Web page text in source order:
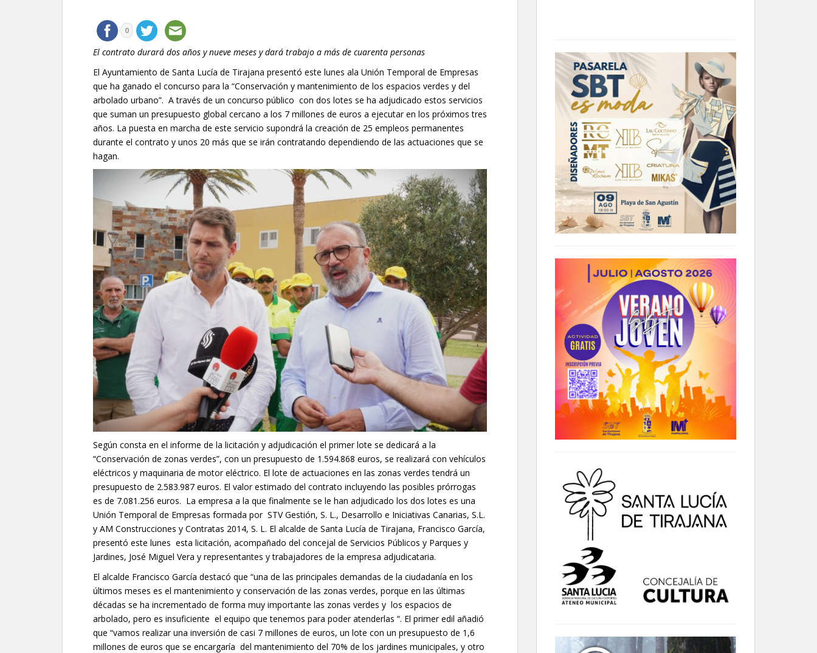
0
El contrato durará dos años y nueve meses y dará trabajo a más de cuarenta personas
El Ayuntamiento de Santa Lucía de Tirajana presentó este lunes ala Unión Temporal de Empresas
que ha ganado el concurso para la “Conservación y mantenimiento de los espacios verdes y del
arbolado urbano”. A través de un concurso público con dos lotes se ha adjudicado estos servicios
que suman un presupuesto global cercano a los 7 millones de euros a ejecutar en los próximos tres
años. La puesta en marcha de este servicio supondrá la creación de 25 empleos permanentes
durante el contrato y unos 20 más que se irán contratando dependiendo de las actuaciones que se
hagan.
Según consta en el informe de la licitación y adjudicación el primer lote se dedicará a la
“Conservación de zonas verdes”, con un presupuesto de 1.594.868 euros, se realizará con vehículos
eléctricos y maquinaria de motor eléctrico. El lote de actuaciones en las zonas verdes tendrá un
presupuesto de 2.583.987 euros. El valor estimado del contrato incluyendo las posibles prórrogas
es de 7.081.256 euros. La empresa a la que finalmente se le han adjudicado los dos lotes es una
Unión Temporal de Empresas formada por STV Gestión, S. L., Desarrollo e Iniciativas Canarias, S.L.
y AM Construcciones y Contratas 2014, S. L. El alcalde de Santa Lucía de Tirajana, Francisco García,
presentó este lunes esta licitación, acompañado del concejal de Servicios Públicos y Parques y
Jardines, José Miguel Vera y representantes y trabajadores de la empresa adjudicataria.
El alcalde Francisco García destacó que “una de las principales demandas de la ciudadanía en los
últimos meses es el mantenimiento y conservación de las zonas verdes, porque en las últimas
décadas se ha incrementado de forma muy importante las zonas verdes y los espacios de
arbolado, pero es insuficiente el equipo que tenemos para poder atenderlas “. El primer edil añadió
que “vamos realizar una inversión de casi 7 millones de euros, un lote con un presupuesto de 1,6
millones de euros que se encargaría del mantenimiento del 70% de los jardines municipales, y otro